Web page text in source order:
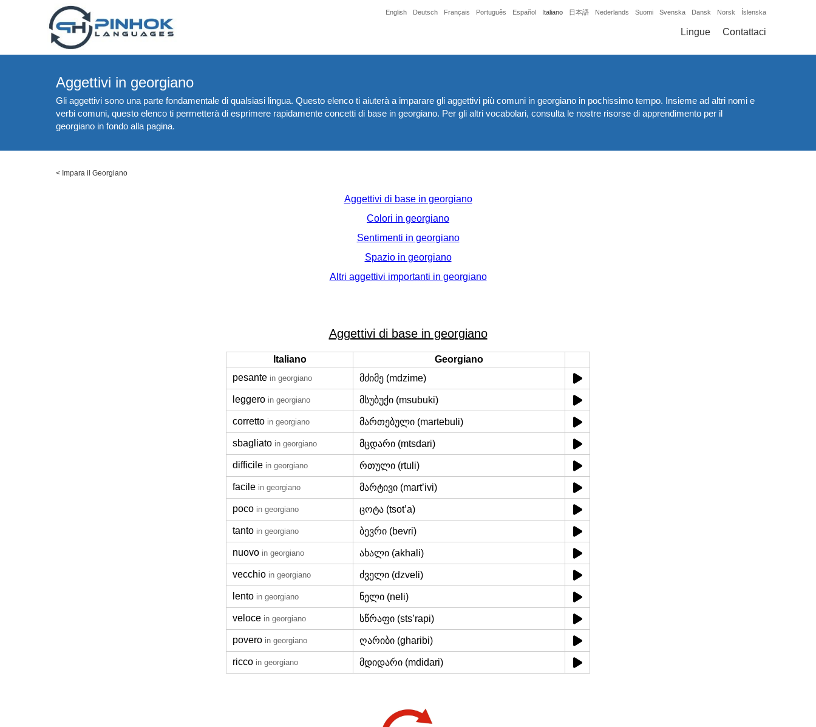
English Deutsch Français Português Español Italiano 日本語 Nederlands Suomi Svenska Dansk Norsk Íslenska
Lingue Contattaci
Aggettivi in georgiano
Gli aggettivi sono una parte fondamentale di qualsiasi lingua. Questo elenco ti aiuterà a imparare gli aggettivi più comuni in georgiano in pochissimo tempo. Insieme ad altri nomi e
verbi comuni, questo elenco ti permetterà di esprimere rapidamente concetti di base in georgiano. Per gli altri vocabolari, consulta le nostre risorse di apprendimento per il
georgiano in fondo alla pagina.
< Impara il Georgiano
Aggettivi di base in georgiano
Colori in georgiano
Sentimenti in georgiano
Spazio in georgiano
Altri aggettivi importanti in georgiano
Aggettivi di base in georgiano
Italiano
Georgiano
pesante in georgiano მძიმე (mdzime)
leggero in georgiano მსუბუქი (msubuki)
corretto in georgiano მართებული (martebuli)
sbagliato in georgiano მცდარი (mtsdari)
difficile in georgiano რთული (rtuli)
facile in georgiano მარტივი (mart’ivi)
poco in georgiano ცოტა (tsot’a)
tanto in georgiano ბევრი (bevri)
nuovo in georgiano ახალი (akhali)
vecchio in georgiano ძველი (dzveli)
lento in georgiano ნელი (neli)
veloce in georgiano სწრაფი (sts’rapi)
povero in georgiano ღარიბი (gharibi)
ricco in georgiano მდიდარი (mdidari)